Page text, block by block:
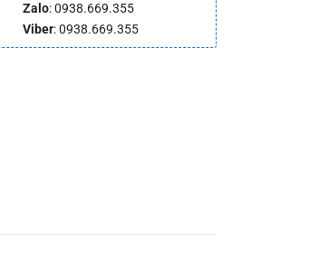
Zalo: 0938.669.355
Viber: 0938.669.355